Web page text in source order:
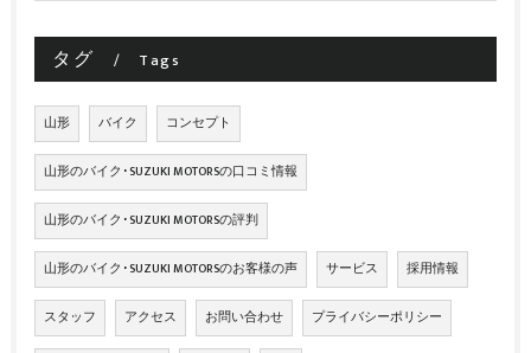
タグ Tags
山形 バイク コンセプト
山形のバイク･SUZUKI MOTORSの口コミ情報
山形のバイク･SUZUKI MOTORSの評判
山形のバイク･SUZUKI MOTORSのお客様の声 サービス 採用情報
スタッフ アクセス お問い合わせ プライバシーポリシー